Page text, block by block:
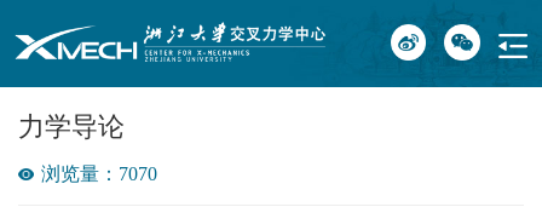
力学导论
浏览量：7070